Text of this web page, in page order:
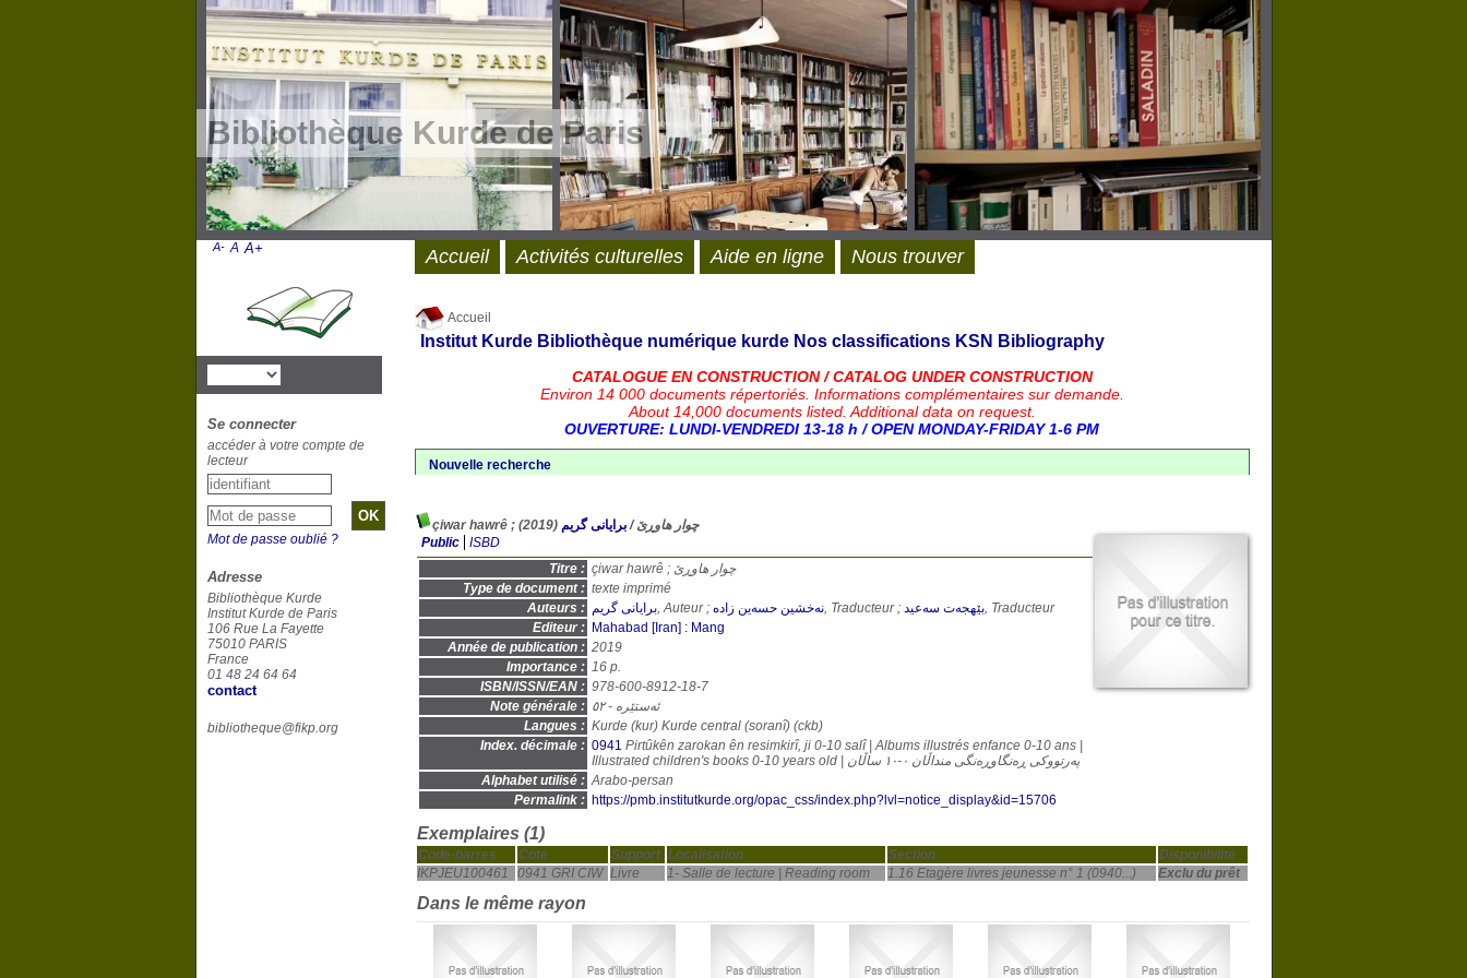
Bibliothèque Kurde de Paris
Accueil
Institut Kurde Bibliothèque numérique kurde Nos classifications KSN Bibliography
CATALOGUE EN CONSTRUCTION / CATALOG UNDER CONSTRUCTION
Environ 14 000 documents répertoriés. Informations complémentaires sur demande.
About 14,000 documents listed. Additional data on request.
OUVERTURE: LUNDI-VENDREDI 13-18 h / OPEN MONDAY-FRIDAY 1-6 PM
Nouvelle recherche
çiwar hawrê ; چوار هاوڕێ/برایانی گریم (2019)
Public
ISBD
Titre :
çiwar hawrê ; چوار هاوڕێ
Type de document : texte imprimé
Auteurs : برایانی گریم, Auteur ; نەخشین حسەین زادە, Traducteur ; بێهجەت سەعید, Traducteur
Editeur :
Mahabad [Iran] : Mang
Année de publication : 2019
Importance : 16 p.
ISBN/ISSN/EAN : 978-600-8912-18-7
Note générale :
ئەستێرە - ٥٢
Langues : Kurde (kur) Kurde central (soranî) (ckb)
Index. décimale : 0941 Pirtûkên zarokan ên resimkirî, ji 0-10 salî | Albums illustrés enfance 0-10 ans |
Illustrated children's books 0-10 years old | پەرتووکی ڕەنگاوڕەنگی منداڵان ٠-١٠ ساڵان
Alphabet utilisé : Arabo-persan
Permalink : https://pmb.institutkurde.org/opac_css/index.php?lvl=notice_display&id=15706
Exemplaires (1)
Code-barres Cote Support Localisation Section
Disponibilité
IKPJEU100461
0941 GRI CIW Livre 1- Salle de lecture | Reading room 1.16 Etagère livres jeunesse n° 1 (0940...) Exclu du prêt
Dans le même rayon
Accueil Activités culturelles Aide en ligne Nous trouver
A- A A+
Se connecter
accéder à votre compte de
lecteur
Mot de passe oublié ?
Adresse
Bibliothèque Kurde
Institut Kurde de Paris
106 Rue La Fayette
75010 PARIS
France
01 48 24 64 64
contact
bibliotheque@fikp.org